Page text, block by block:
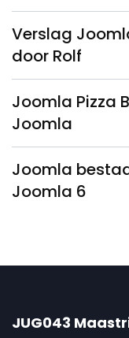
Verslag
door Rolf
Joomla Pizza
Joomla
Joomla
Joomla 6
JUG043